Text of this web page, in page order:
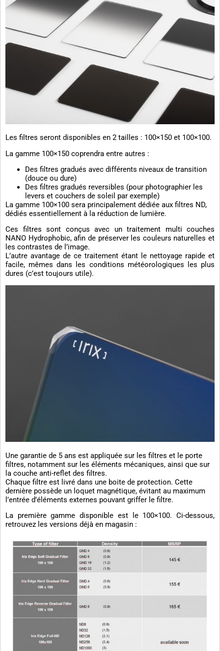
Les filtres seront disponibles en 2 tailles : 100×150 et 100×100.
La gamme 100×150 coprendra entre autres :
Des filtres gradués avec différents niveaux de transition
(douce ou dure)
Des filtres gradués reversibles (pour photographier les
levers et couchers de soleil par exemple)
La gamme 100×100 sera principalement dédiée aux filtres ND,
dédiés essentiellement à la réduction de lumière.
Ces filtres sont conçus avec un traitement multi couches
NANO Hydrophobic, afin de préserver les couleurs naturelles et
les contrastes de l’image.
L’autre avantage de ce traitement étant le nettoyage rapide et
facile, mêmes dans les conditions météorologiques les plus
dures (c’est toujours utile).
Une garantie de 5 ans est appliquée sur les filtres et le porte
filtres, notamment sur les éléments mécaniques, ainsi que sur
la couche anti-reflet des filtres.
Chaque filtre est livré dans une boite de protection. Cette
dernière possède un loquet magnétique, évitant au maximum
l’entrée d’éléments externes pouvant griffer le filtre.
La première gamme disponible est le 100×100. Ci-dessous,
retrouvez les versions déjà en magasin :